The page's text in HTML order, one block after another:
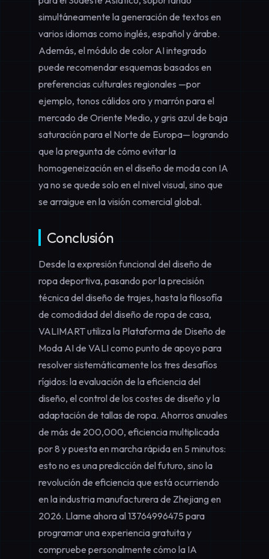
simultáneamente la generación de textos en
varios idiomas como inglés, español y árabe.
Además, el módulo de color AI integrado
puede recomendar esquemas basados en
preferencias culturales regionales —por
ejemplo, tonos cálidos oro y marrón para el
mercado de Oriente Medio, y gris azul de baja
saturación para el Norte de Europa— logrando
que la pregunta de cómo evitar la
homogeneización en el diseño de moda con IA
ya no se quede solo en el nivel visual, sino que
se arraigue en la visión comercial global.
Conclusión
Desde la expresión funcional deldiseño de
ropa deportiva, pasando por la precisión
técnica deldiseño de trajes, hasta la filosofía
de comodidad deldiseño de ropa de casa,
VALIMART utiliza la Plataforma de Diseño de
Moda AI de VALIcomo punto de apoyo para
resolver sistemáticamente los tres desafíos
rígidos: laevaluación de la eficiencia del
diseño, elcontrol de los costes de diseño y la
adaptación de tallas de ropa. Ahorros anuales
de más de 200,000, eficiencia multiplicada
por 8 y puesta en marcha rápida en 5 minutos:
esto no es una predicción del futuro, sino la
revolución de eficiencia que está ocurriendo
en la industria manufacturera de Zhejiang en
2026. Llame ahora al13764996475 para
programar una experiencia gratuita y
compruebe personalmente cómo la IA